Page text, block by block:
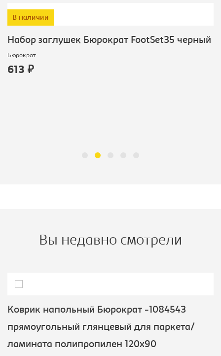
В наличии
Набор заглушек Бюрократ FootSet35 черный
Бюрократ
613 ₽
Вы недавно смотрели
Коврик напольный Бюрократ -1084543
прямоугольный глянцевый для паркета/
ламината полипропилен 120х90